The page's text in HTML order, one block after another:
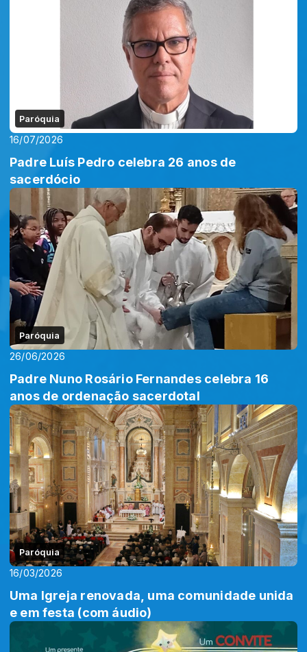
Paróquia
16/07/2026
Padre Luís Pedro celebra 26 anos de
sacerdócio
Paróquia
26/06/2026
Padre Nuno Rosário Fernandes celebra 16
anos de ordenação sacerdotal
Paróquia
16/03/2026
Uma Igreja renovada, uma comunidade unida
e em festa (com áudio)